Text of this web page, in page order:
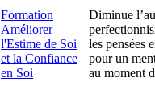
Formation
Améliorer
l'Estime de Soi
et la Confiance
en Soi
Diminue
les pensées
pour un
au moment